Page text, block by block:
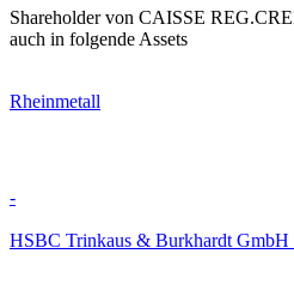
Shareholder von CAISSE
auch in folgende Assets
Rheinmetall
-
HSBC Trinkaus & Burkhardt GmbH